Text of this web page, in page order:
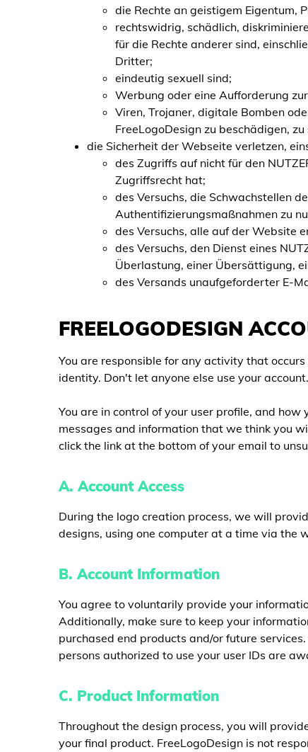
die Rechte an geistigem Eigentum,
rechtswidrig, schädlich,
für die Rechte anderer sind,
Dritter;
eindeutig sexuell sind;
Werbung oder eine Aufforderung
Viren, Trojaner, digitale Bomben
FreeLogoDesign zu beschädigen,
die Sicherheit der Webseite verletzen,
des Zugriffs auf nicht für den
Zugriffsrecht hat;
des Versuchs, die Schwachstellen
Authentifizierungsmaßnahmen zu
des Versuchs, alle auf der Website
des Versuchs, den Dienst eines
Überlastung, einer Übersättigung,
des Versands unaufgeforderter E-
FREELOGODESIGN
You are responsible for any activity that
identity. Don't let anyone else use your account.
You are in control of your user profile, and
messages and information that we think you
click the link at the bottom of your email to
A. Account Access
During the logo creation process, we will
designs, using one computer at a time via the
B. Account Information
You agree to voluntarily provide your
Additionally, make sure to keep your
purchased end products and/or future
persons authorized to use your user IDs are
C. Product Information
Throughout the design process, you will
your final product. FreeLogoDesign is not